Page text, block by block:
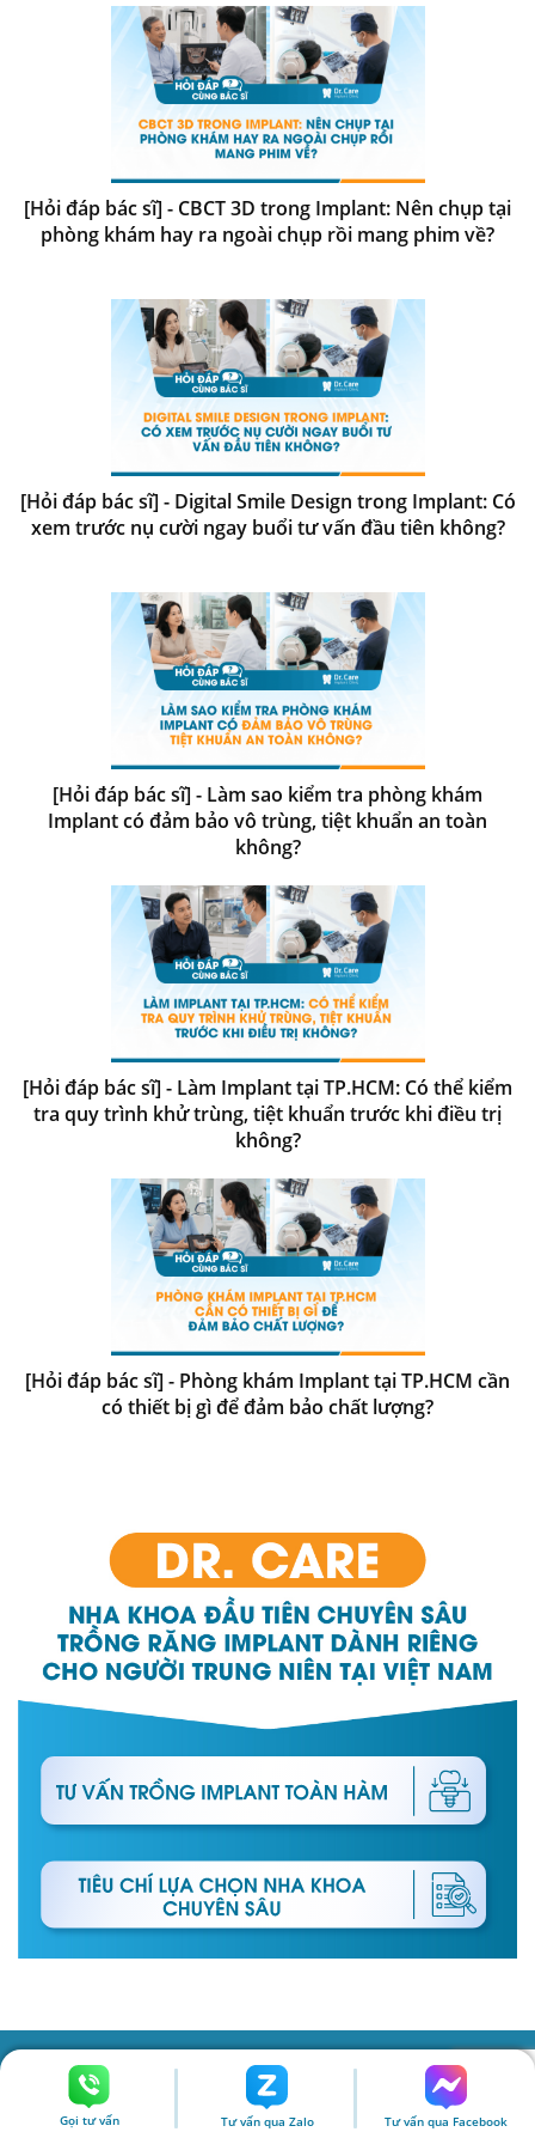
[Hỏi đáp bác sĩ] - CBCT 3D trong Implant: Nên chụp tại
phòng khám hay ra ngoài chụp rồi mang phim về?
[Hỏi đáp bác sĩ] - Digital Smile Design trong Implant: Có
xem trước nụ cười ngay buổi tư vấn đầu tiên không?
[Hỏi đáp bác sĩ] - Làm sao kiểm tra phòng khám
Implant có đảm bảo vô trùng, tiệt khuẩn an toàn
không?
[Hỏi đáp bác sĩ] - Làm Implant tại TP.HCM: Có thể kiểm
tra quy trình khử trùng, tiệt khuẩn trước khi điều trị
không?
[Hỏi đáp bác sĩ] - Phòng khám Implant tại TP.HCM cần
có thiết bị gì để đảm bảo chất lượng?
GIÚP CÔ CHÚ ĂN NHAI
Gọi tư vấn Tư vấn qua Zalo Tư vấn qua Facebook